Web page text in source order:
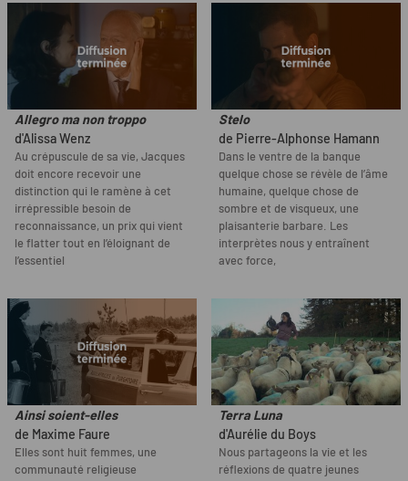
Allegro ma non troppo
d'Alissa Wenz
Au crépuscule de sa vie, Jacques
doit encore recevoir une
distinction qui le ramène à cet
irrépressible besoin de
reconnaissance, un prix qui vient
le flatter tout en l’éloignant de
l’essentiel
Stelo
de Pierre-Alphonse Hamann
Dans le ventre de la banque
quelque chose se révèle de l’âme
humaine, quelque chose de
sombre et de visqueux, une
plaisanterie barbare. Les
interprètes nous y entraînent
avec force,
Ainsi soient-elles
de Maxime Faure
Elles sont huit femmes, une
communauté religieuse
Terra Luna
d'Aurélie du Boys
Nous partageons la vie et les
réflexions de quatre jeunes